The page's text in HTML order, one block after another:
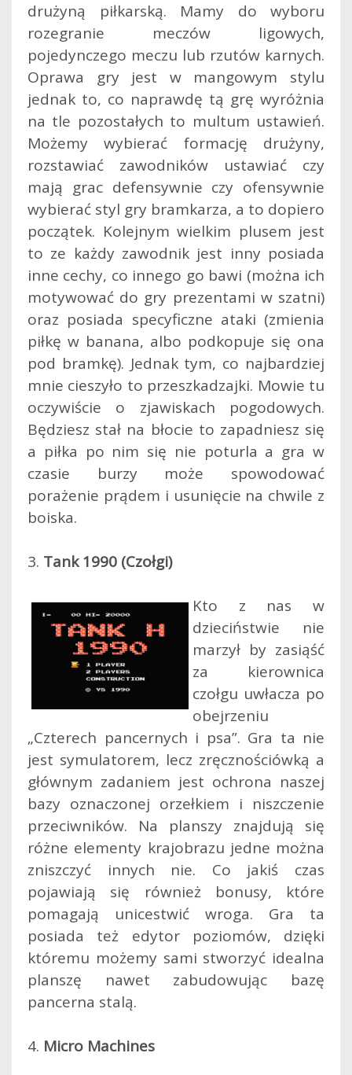
drużyną piłkarską. Mamy do wyboru
rozegranie meczów ligowych,
pojedynczego meczu lub rzutów karnych.
Oprawa gry jest w mangowym stylu
jednak to, co naprawdę tą grę wyróżnia
na tle pozostałych to multum ustawień.
Możemy wybierać formację drużyny,
rozstawiać zawodników ustawiać czy
mają grac defensywnie czy ofensywnie
wybierać styl gry bramkarza, a to dopiero
początek. Kolejnym wielkim plusem jest
to ze każdy zawodnik jest inny posiada
inne cechy, co innego go bawi (można ich
motywować do gry prezentami w szatni)
oraz posiada specyficzne ataki (zmienia
piłkę w banana, albo podkopuje się ona
pod bramkę). Jednak tym, co najbardziej
mnie cieszyło to przeszkadzajki. Mowie tu
oczywiście o zjawiskach pogodowych.
Będziesz stał na błocie to zapadniesz się
a piłka po nim się nie poturla a gra w
czasie burzy może spowodować
porażenie prądem i usunięcie na chwile z
boiska.
3. Tank 1990 (Czołgi)
Kto z nas w
dzieciństwie nie
marzył by zasiąść
za kierownica
czołgu uwłacza po
obejrzeniu
„Czterech pancernych i psa”. Gra ta nie
jest symulatorem, lecz zręcznościówką a
głównym zadaniem jest ochrona naszej
bazy oznaczonej orzełkiem i niszczenie
przeciwników. Na planszy znajdują się
różne elementy krajobrazu jedne można
zniszczyć innych nie. Co jakiś czas
pojawiają się również bonusy, które
pomagają unicestwić wroga. Gra ta
posiada też edytor poziomów, dzięki
któremu możemy sami stworzyć idealna
planszę nawet zabudowując bazę
pancerna stalą.
4. Micro Machines